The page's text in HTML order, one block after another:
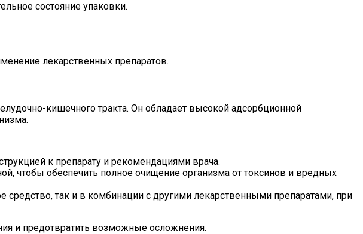
состояние упаковки.
лекарственных препаратов.
кишечного тракта. Он обладает высокой адсорбционной
к препарату и рекомендациями врача.
чтобы обеспечить полное очищение организма от токсинов и вредных
так и в комбинации с другими лекарственными препаратами, при
и предотвратить возможные осложнения.